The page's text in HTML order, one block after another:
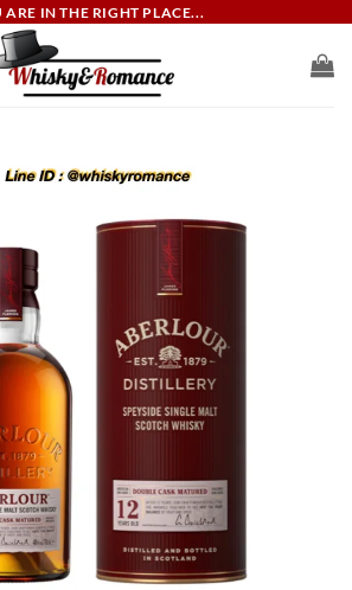
ARE IN THE RIGHT PLACE...